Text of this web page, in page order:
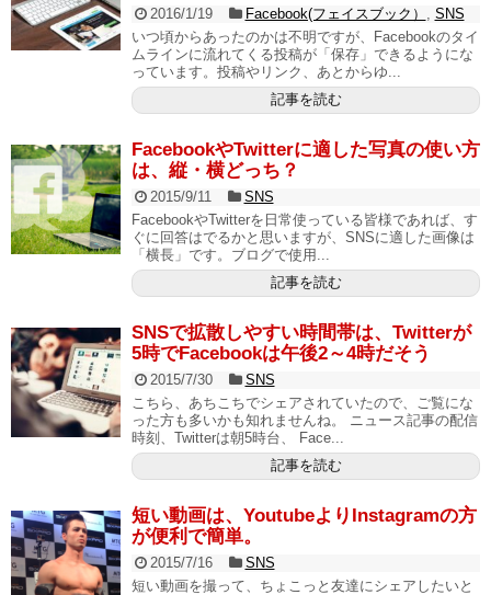
2016/1/19 Facebook(フェイスブック） , SNS
いつ頃からあったのかは不明ですが、Facebookのタイ
ムラインに流れてくる投稿が「保存」できるようにな
っています。投稿やリンク、あとからゆ...
記事を読む
FacebookやTwitterに適した写真の使い方
は、縦・横どっち？
2015/9/11
SNS
FacebookやTwitterを日常使っている皆様であれば、す
ぐに回答はでるかと思いますが、SNSに適した画像は
「横長」です。ブログで使用...
記事を読む
SNSで拡散しやすい時間帯は、Twitterが
5時でFacebookは午後2～4時だそう
2015/7/30
SNS
こちら、あちこちでシェアされていたので、ご覧にな
った方も多いかも知れませんね。 ニュース記事の配信
時刻、Twitterは朝5時台、 Face...
記事を読む
短い動画は、YoutubeよりInstagramの方
が便利で簡単。
2015/7/16
SNS
短い動画を撮って、ちょこっと友達にシェアしたいと